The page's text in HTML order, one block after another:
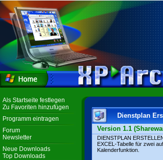
Als Startseite festlegen
Zu Favoriten hinzufügen
Programm eintragen
Forum
Newsletter
Neue Downloads
Top Downloads
Dienstplan
Version 1.1
DIENSTPLAN
EXCEL-Tabelle für zwei
Kalenderfunktion.